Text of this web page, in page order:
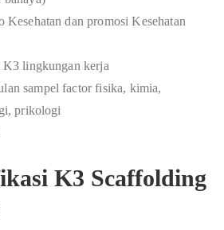
Kesehatan dan promosi Kesehatan
K3 lingkungan kerja
sampel factor fisika, kimia,
prikologi
K3 Scaffolding